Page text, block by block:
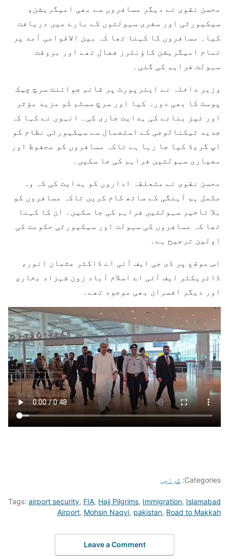
محسن نقوی نے دیگر مسافروں سے بھی امیگریشن،
سیکیورٹی اور سفری سہولتوں کے بارے میں دریافت
کیا۔ مسافروں کا کہنا تھا کہ بین الاقوامی آمد پر
تمام امیگریشن کاؤنٹرز فعال تھے اور بروقت
سہولت فراہم کی گئی۔
وزیر داخلہ نے ایئرپورٹ پر قائم جوائنٹ سرچ چیک
پوسٹ کا بھی دورہ کیا اور سرچ سسٹم کو مزید مؤثر
اور تیز بنانے کی ہدایت جاری کی۔ انہوں نے کہا کہ
جدید ٹیکنالوجی کے استعمال سے سیکیورٹی نظام کو
اپ گریڈ کیا جا رہا ہے تاکہ مسافروں کو محفوظ اور
معیاری سہولتیں فراہم کی جا سکیں۔
محسن نقوی نے متعلقہ اداروں کو ہدایت کی کہ وہ
مکمل ہم آہنگی کے ساتھ کام کریں تاکہ مسافروں کو
بلا تاخیر سہولتیں فراہم کی جا سکیں۔ ان کا کہنا
تھا کہ مسافروں کی سہولت اور سیکیورٹی حکومت کی
اولین ترجیح ہے۔
اس موقع پر ڈی جی ایف آئی اے ڈاکٹر عثمان انور،
ڈائریکٹر ایف آئی اے اسلام آباد زون شہزاد بخاری
اور دیگر افسران بھی موجود تھے۔
Categories: کراچی
Tags: airport security, FIA, Hajj Pilgrims, Immigration, Islamabad
Airport, Mohsin Naqvi, pakistan, Road to Makkah
Leave a Comment